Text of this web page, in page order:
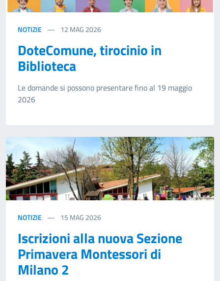
NOTIZIE 12 MAG 2026
DoteComune, tirocinio in
Biblioteca
Le domande si possono presentare fino al 19 maggio
2026
NOTIZIE 15 MAG 2026
Iscrizioni alla nuova Sezione
Primavera Montessori di
Milano 2